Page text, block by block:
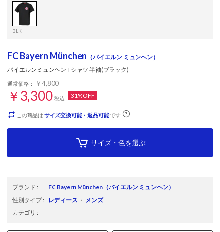
BLK
FC Bayern München （バイエルン ミュンヘン）
バイエルンミュンヘン Tシャツ 半袖(ブラック)
通常価格： ￥4,800
￥3,300 税込 31%OFF
この商品は サイズ交換可能・返品可能です
サイズ・色を選ぶ
ブランド : FC Bayern München （バイエルン ミュンヘン）
性別タイプ: レディース ・ メンズ
カテゴリ :